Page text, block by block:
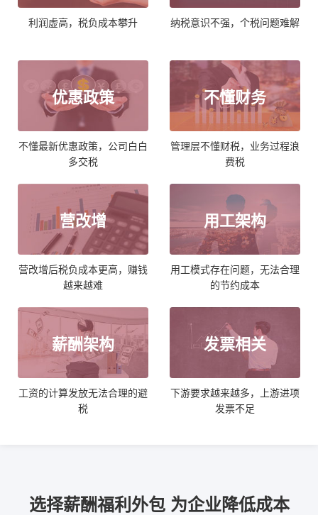
利润虚高，税负成本攀升 纳税意识不强，个税问题难解
优惠政策
不懂最新优惠政策，公司白白
多交税
不懂财务
管理层不懂财税，业务过程浪
费税
营改增
营改增后税负成本更高，赚钱
越来越难
用工架构
用工模式存在问题，无法合理
的节约成本
薪酬架构
工资的计算发放无法合理的避
税
发票相关
下游要求越来越多，上游进项
发票不足
选择薪酬福利外包 为企业降低成本